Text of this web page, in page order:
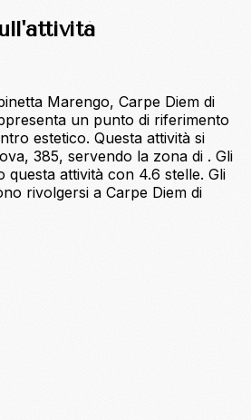
Marengo, Carpe Diem di
un punto di riferimento
estetico. Questa attività si
385, servendo la zona di . Gli
questa attività con 4.6 stelle. Gli
rivolgersi a Carpe Diem di